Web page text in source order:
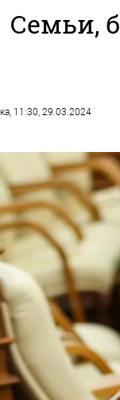
Семьи,
, 11:30, 29.03.2024